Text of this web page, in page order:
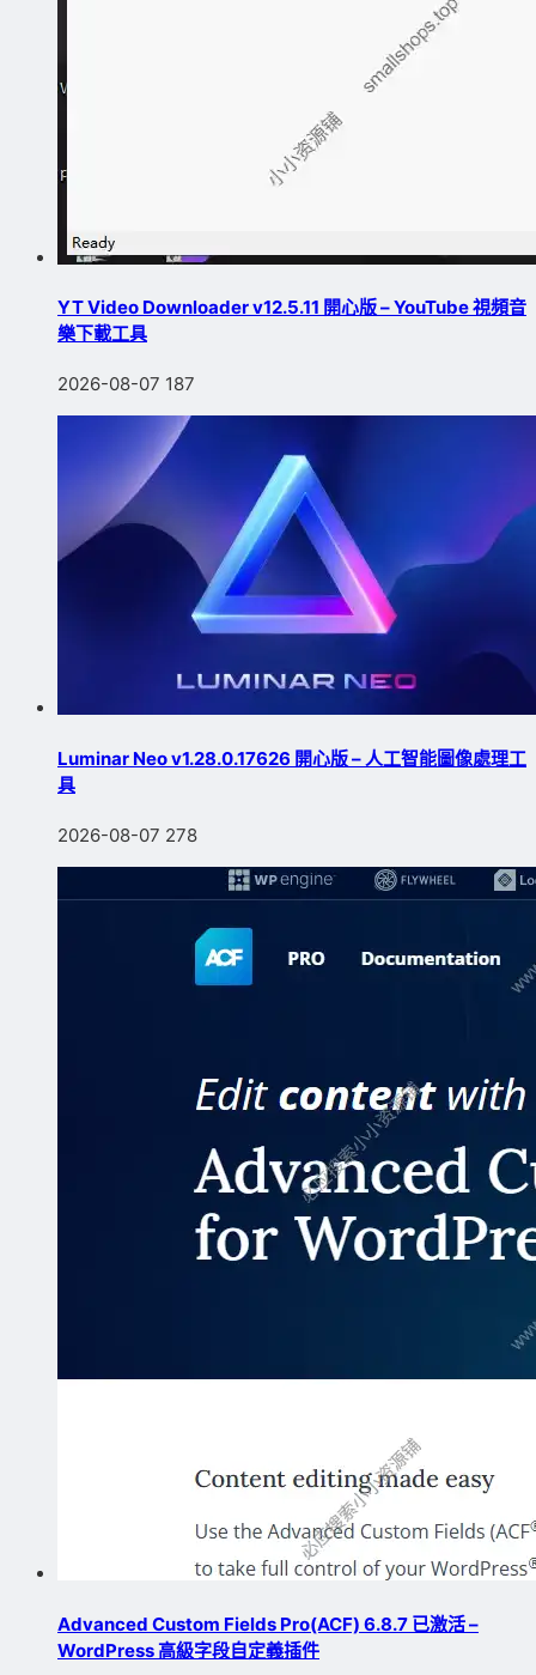
YT Video Downloader v12.5.11 開心版 – YouTube 視頻音
樂下載工具
2026-08-07 187
Luminar Neo v1.28.0.17626 開心版 – 人工智能圖像處理工
具
2026-08-07 278
Advanced Custom Fields Pro(ACF) 6.8.7 已激活 –
WordPress 高級字段自定義插件